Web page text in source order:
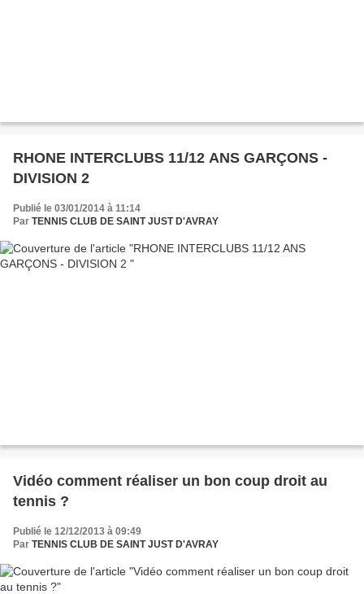
RHONE INTERCLUBS 11/12 ANS GARÇONS -
DIVISION 2
Publié le 03/01/2014 à 11:14
Par TENNIS CLUB DE SAINT JUST D'AVRAY
Vidéo comment réaliser un bon coup droit au
tennis ?
Publié le 12/12/2013 à 09:49
Par TENNIS CLUB DE SAINT JUST D'AVRAY